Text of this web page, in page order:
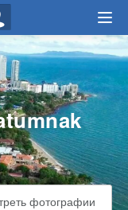
фотографии